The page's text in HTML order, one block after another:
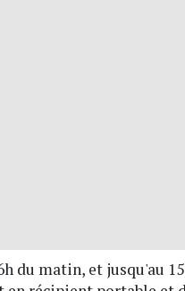
du matin, et jusqu'au